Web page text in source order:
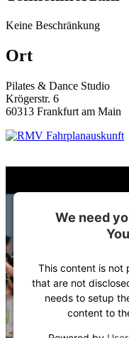
Keine Beschränkung
Ort
Pilates & Dance Studio
Krögerstr. 6
60313 Frankfurt am Main
We need
This content is not
that are not
needs to setup
content to